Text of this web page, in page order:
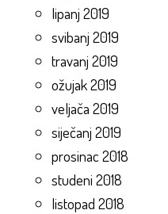
lipanj 2019
svibanj 2019
travanj 2019
ožujak 2019
veljača 2019
siječanj 2019
prosinac 2018
studeni 2018
listopad 2018